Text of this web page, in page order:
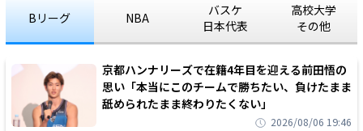
Bリーグ NBA
バスケ
日本代表
高校大学
その他
京都ハンナリーズで在籍4年目を迎える前田悟の
思い「本当にこのチームで勝ちたい、負けたまま
舐められたまま終わりたくない」
2026/08/06 19:46